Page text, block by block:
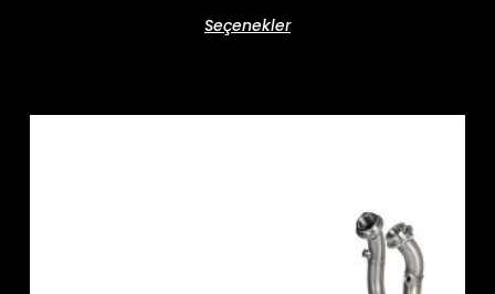
Seçenekler